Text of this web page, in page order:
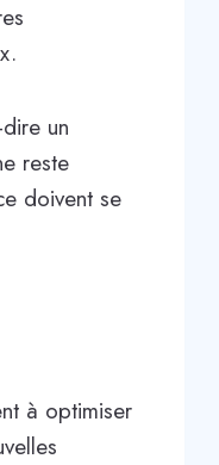
un
reste
doivent se
à optimiser